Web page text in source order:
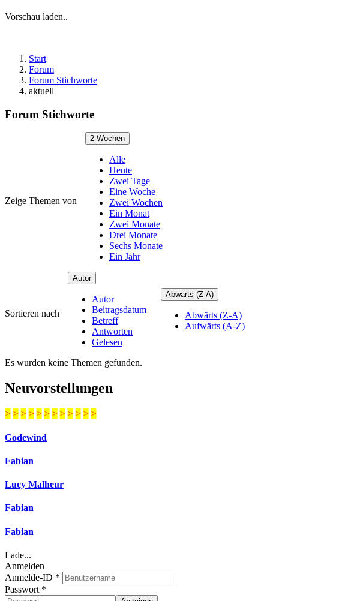
Vorschau laden..
Start
Forum
Forum Stichworte
aktuell
Forum Stichworte
Zeige Themen von
2 Wochen
Alle
Heute
Zwei Tage
Eine Woche
Zwei Wochen
Ein Monat
Zwei Monate
Drei Monate
Sechs Monate
Ein Jahr
Sortieren nach
Autor
Autor
Beitragsdatum
Betreff
Antworten
Gelesen
Abwärts (Z-A)
Abwärts (Z-A)
Aufwärts (A-Z)
Es wurden keine Themen gefunden.
Neuvorstellungen
> > > > > > > > > > > >
Godewind
Fabian
Lucy Malheur
Fabian
Fabian
Lade...
Anmelden
Anmelde-ID *
Passwort *